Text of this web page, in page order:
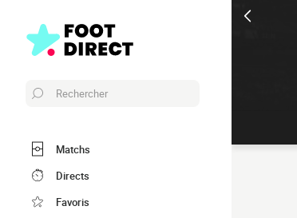
Rechercher
Matchs
Directs
Favoris